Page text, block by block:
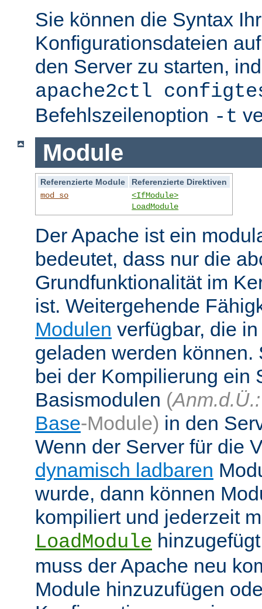
Sie können die Syntax
Konfigurationsdateien
den Server zu starten,
apache2ctl
Befehlszeilenoption -t
Module
Referenzierte Module
Referenzierte Direktiven
mod_so
<IfModule>
LoadModule
Der Apache ist ein
bedeutet, dass nur die
Grundfunktionalität im
ist. Weitergehende
Modulen verfügbar, die
geladen werden
bei der Kompilierung ein
Basismodulen (Anm.d.Ü.:
Base-Module) in den
Wenn der Server für die
dynamisch ladbaren
wurde, dann können
kompiliert und jederzeit
LoadModule
muss der Apache neu
Module hinzuzufügen